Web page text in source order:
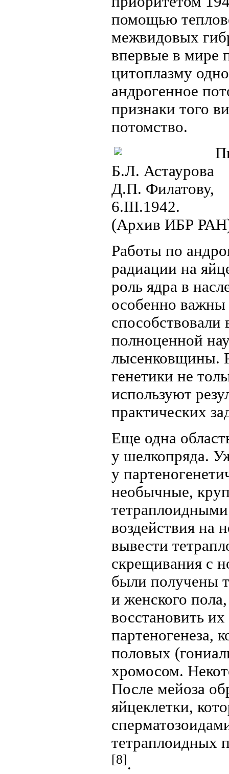
помощью
межвидовых
впервые в мире
цитоплазму
андрогенное
признаки того
потомство.
Б.Л. Астаурова
Д.П. Филатову,
6.III.1942.
(Архив ИБР
Работы по
радиации на
роль ядра в
особенно важны
способствовали
полноценной
лысенковщины.
генетики не
используют
практических
Еще одна
у шелкопряда.
у
необычные,
воздействия на
вывести
скрещивания с
были получены
и женского
восстановить
партеногенеза,
половых
хромосом.
После мейоза
яйцеклетки,
тетраплоидных
[8].